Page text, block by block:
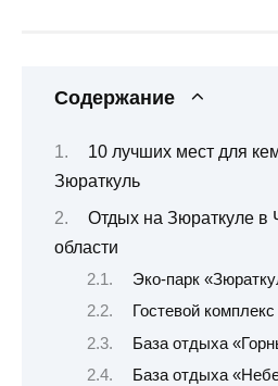
Содержание
10 лучших мест для
Зюраткуль
Отдых на Зюраткуле в
области
Эко-парк
Гостевой
База отдыха
База отдыха